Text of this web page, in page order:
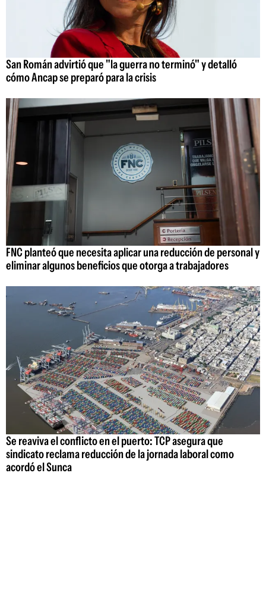
San Román advirtió que "la guerra no terminó" y detalló
cómo Ancap se preparó para la crisis
FNC planteó que necesita aplicar una reducción de personal y
eliminar algunos beneficios que otorga a trabajadores
Se reaviva el conflicto en el puerto: TCP asegura que
sindicato reclama reducción de la jornada laboral como
acordó el Sunca